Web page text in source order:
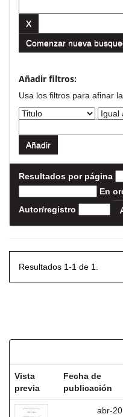
Comenzar nueva
Añadir filtros:
Usa los filtros para afinar
Resultados por página
En
Autor/registro
Resultados 1-1 de 1.
Vista
previa
Fecha de
publicación
abr-